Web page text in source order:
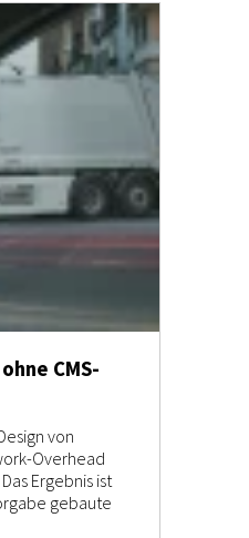
CMS-
von
Overhead
Ergebnis ist
gebaute